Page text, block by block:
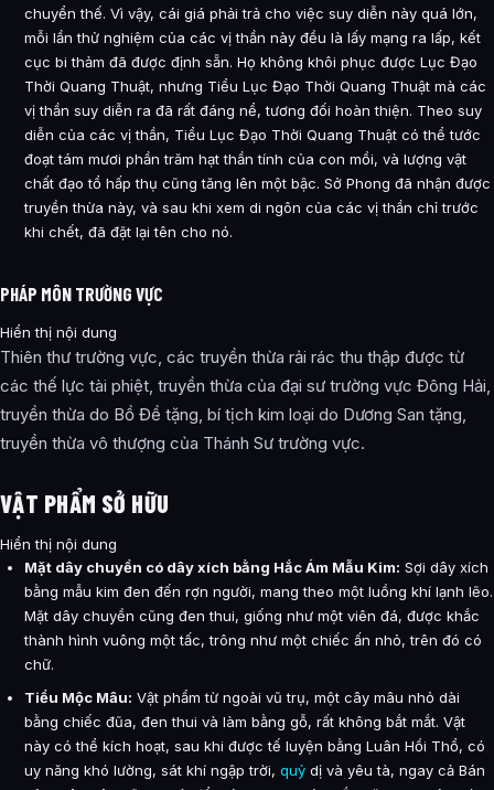
chuyển thế. Vì vậy, cái giá phải trả cho việc suy diễn này quá lớn,
mỗi lần thử nghiệm của các vị thần này đều là lấy mạng ra lấp, kết
cục bi thảm đã được định sẵn. Họ không khôi phục được Lục Đạo
Thời Quang Thuật, nhưng Tiểu Lục Đạo Thời Quang Thuật mà các
vị thần suy diễn ra đã rất đáng nể, tương đối hoàn thiện. Theo suy
diễn của các vị thần, Tiểu Lục Đạo Thời Quang Thuật có thể tước
đoạt tám mươi phần trăm hạt thần tính của con mồi, và lượng vật
chất đạo tổ hấp thụ cũng tăng lên một bậc. Sở Phong đã nhận được
truyền thừa này, và sau khi xem di ngôn của các vị thần chỉ trước
khi chết, đã đặt lại tên cho nó.
PHÁP MÔN TRƯỜNG VỰC
Hiển thị nội dung
Thiên thư trường vực, các truyền thừa rải rác thu thập được từ
các thế lực tài phiệt, truyền thừa của đại sư trường vực Đông Hải,
truyền thừa do Bồ Đề tặng, bí tịch kim loại do Dương San tặng,
truyền thừa vô thượng của Thánh Sư trường vực.
VẬT PHẨM SỞ HỮU
Hiển thị nội dung
Mặt dây chuyền có dây xích bằng Hắc Ám Mẫu Kim: Sợi dây xích
bằng mẫu kim đen đến rợn người, mang theo một luồng khí lạnh lẽo.
Mặt dây chuyền cũng đen thui, giống như một viên đá, được khắc
thành hình vuông một tấc, trông như một chiếc ấn nhỏ, trên đó có
chữ.
Tiểu Mộc Mâu: Vật phẩm từ ngoài vũ trụ, một cây mâu nhỏ dài
bằng chiếc đũa, đen thui và làm bằng gỗ, rất không bắt mắt. Vật
này có thể kích hoạt, sau khi được tế luyện bằng Luân Hồi Thổ, có
uy năng khó lường, sát khí ngập trời, quỷ dị và yêu tà, ngay cả Bán